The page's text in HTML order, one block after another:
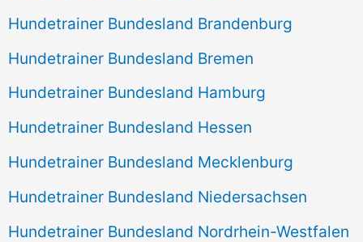
Hundetrainer Bundesland Brandenburg
Hundetrainer Bundesland Bremen
Hundetrainer Bundesland Hamburg
Hundetrainer Bundesland Hessen
Hundetrainer Bundesland Mecklenburg
Hundetrainer Bundesland Niedersachsen
Hundetrainer Bundesland Nordrhein-Westfalen